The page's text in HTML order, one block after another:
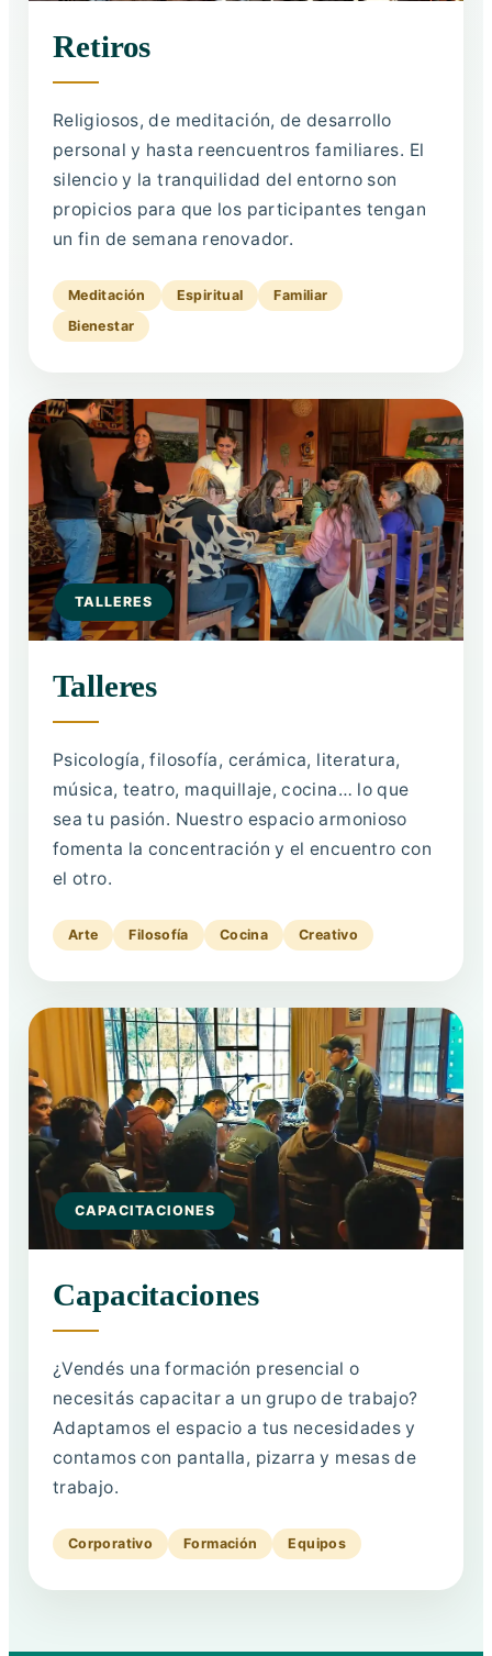
Retiros
Religiosos, de meditación, de desarrollo
personal y hasta reencuentros familiares. El
silencio y la tranquilidad del entorno son
propicios para que los participantes tengan
un fin de semana renovador.
Meditación Espiritual
Familiar
Bienestar
TALLERES
Talleres
Psicología, filosofía, cerámica, literatura,
música, teatro, maquillaje, cocina… lo que
sea tu pasión. Nuestro espacio armonioso
fomenta la concentración y el encuentro con
el otro.
Arte Filosofía Cocina Creativo
CAPACITACIONES
Capacitaciones
¿Vendés una formación presencial o
necesitás capacitar a un grupo de trabajo?
Adaptamos el espacio a tus necesidades y
contamos con pantalla, pizarra y mesas de
trabajo.
Corporativo Formación Equipos